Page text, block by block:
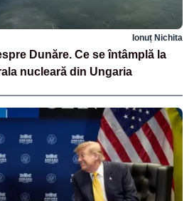
Ionuț Nichita
Dunăre. Ce se întâmplă la
nucleară din Ungaria